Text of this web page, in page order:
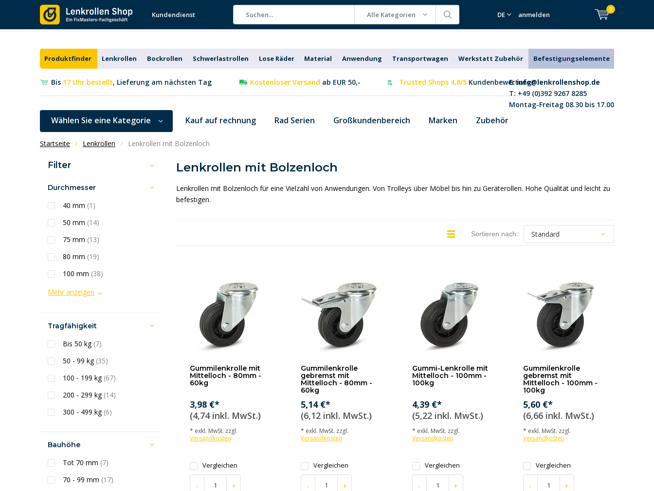
Kundendienst Alle Kategorien DE anmelden
0
Produktfinder Lenkrollen Bockrollen Schwerlastrollen Lose Räder Material Anwendung Transportwagen Werkstatt Zubehör Befestigungselemente
Bis 17 Uhr bestellt, Lieferung am nächsten Tag Kostenloser Versand ab EUR 50,- Trusted Shops 4,8/5 Kundenbewertung
E:info@lenkrollenshop.de
T: +49 (0)392 9267 8285
Montag-Freitag 08.30 bis 17.00
Wählen Sie eine Kategorie Kauf auf rechnung Rad Serien Großkundenbereich Marken Zubehör
Startseite Lenkrollen Lenkrollen mit Bolzenloch
Lenkrollen mit Bolzenloch
Lenkrollen mit Bolzenloch für eine Vielzahl von Anwendungen. Von Trolleys über Möbel bis hin zu Geräterollen. Hohe Qualität und leicht zu
befestigen.
Sortieren nach:
Gummilenkrolle mit
Mittelloch - 80mm -
60kg
3,98 €*
(4,74 inkl. MwSt.)
* exkl. MwSt. zzgl.
Versandkosten
Vergleichen
- +
Gummilenkrolle
gebremst mit
Mittelloch - 80mm -
60kg
5,14 €*
(6,12 inkl. MwSt.)
* exkl. MwSt. zzgl.
Versandkosten
Vergleichen
- +
Gummi-Lenkrolle mit
Mittelloch - 100mm -
100kg
4,39 €*
(5,22 inkl. MwSt.)
* exkl. MwSt. zzgl.
Versandkosten
Vergleichen
- +
Gummilenkrolle
gebremst mit
Mittelloch - 100mm -
100kg
5,60 €*
(6,66 inkl. MwSt.)
* exkl. MwSt. zzgl.
Versandkosten
Vergleichen
- +
Filter
Durchmesser
40 mm (1)
50 mm (14)
75 mm (13)
80 mm (19)
100 mm (38)
Mehr anzeigen
Tragfähigkeit
Bis 50 kg (7)
50 - 99 kg (35)
100 - 199 kg (67)
200 - 299 kg (14)
300 - 499 kg (6)
Bauhöhe
Tot 70 mm (7)
70 - 99 mm (17)